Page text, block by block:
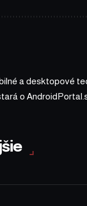
a desktopové
o